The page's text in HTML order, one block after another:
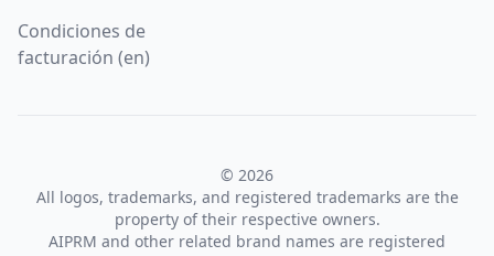
Condiciones de
facturación (en)
© 2026
All logos, trademarks, and registered trademarks are the
property of their respective owners.
AIPRM and other related brand names are registered